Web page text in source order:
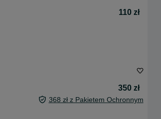
110 zł
350 zł
368 zł z Pakietem Ochronnym